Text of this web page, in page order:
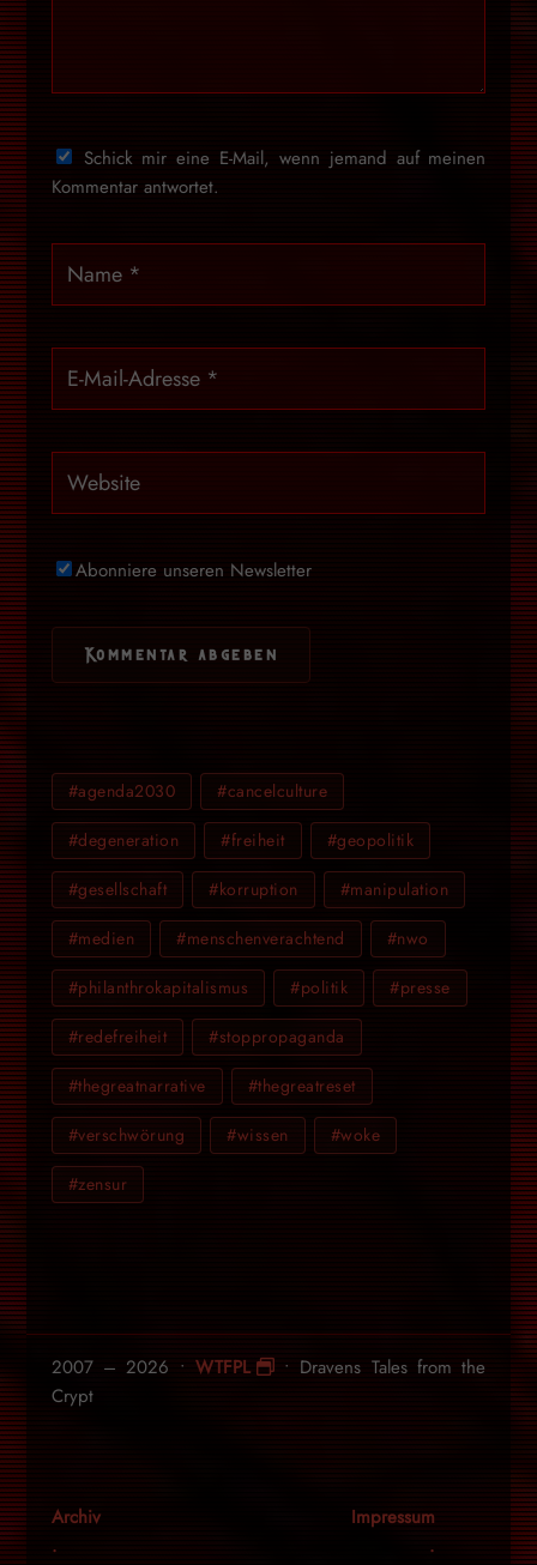
Schick mir eine E-Mail, wenn jemand auf meinen
Kommentar antwortet.
Abonniere unseren Newsletter
#agenda2030 #cancelculture
#degeneration #freiheit #geopolitik
#gesellschaft #korruption #manipulation
#medien #menschenverachtend #nwo
#philanthrokapitalismus #politik #presse
#redefreiheit #stoppropaganda
#thegreatnarrative #thegreatreset
#verschwörung #wissen #woke
#zensur
2007 – 2026 •WTFPL
• Dravens Tales from the
Crypt
Archiv
Impressum
.
.